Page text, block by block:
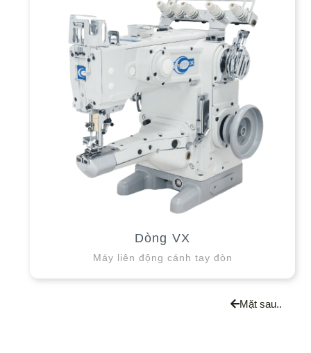
Dòng VX
Máy liên động cánh tay đòn
Mặt sau..